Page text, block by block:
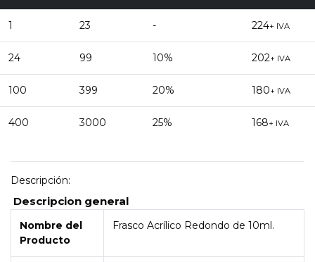
1 23 - 224+ IVA
24 99 10% 202+ IVA
100 399 20% 180+ IVA
400 3000 25% 168+ IVA
Descripción:
Descripcion general
Nombre del
Producto
Frasco Acrílico Redondo de 10ml.